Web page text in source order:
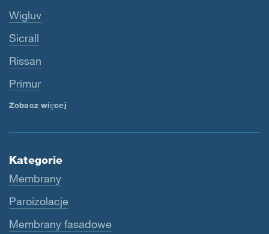
Wigluv
Sicrall
Rissan
Primur
Zobacz więcej
Kategorie
Membrany
Paroizolacje
Membrany fasadowe